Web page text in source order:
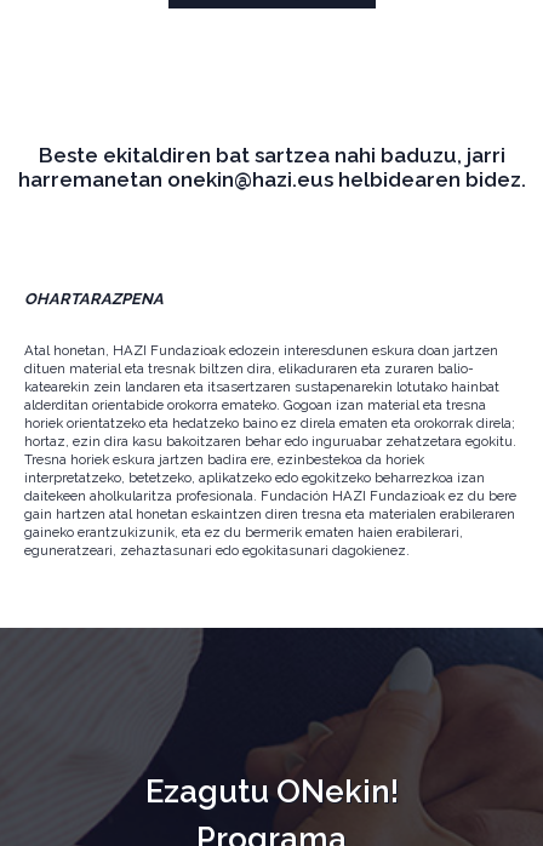
Beste ekitaldiren bat sartzea nahi baduzu, jarri
harremanetan onekin@hazi.eus helbidearen bidez.
OHARTARAZPENA
Atal honetan, HAZI Fundazioak edozein interesdunen eskura doan jartzen
dituen material eta tresnak biltzen dira, elikaduraren eta zuraren balio-
katearekin zein landaren eta itsasertzaren sustapenarekin lotutako hainbat
alderditan orientabide orokorra emateko. Gogoan izan material eta tresna
horiek orientatzeko eta hedatzeko baino ez direla ematen eta orokorrak direla;
hortaz, ezin dira kasu bakoitzaren behar edo inguruabar zehatzetara egokitu.
Tresna horiek eskura jartzen badira ere, ezinbestekoa da horiek
interpretatzeko, betetzeko, aplikatzeko edo egokitzeko beharrezkoa izan
daitekeen aholkularitza profesionala. Fundación HAZI Fundazioak ez du bere
gain hartzen atal honetan eskaintzen diren tresna eta materialen erabileraren
gaineko erantzukizunik, eta ez du bermerik ematen haien erabilerari,
eguneratzeari, zehaztasunari edo egokitasunari dagokienez.
Ezagutu ONekin!
Programa